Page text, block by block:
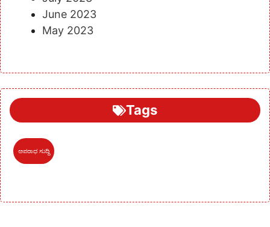
June 2023
May 2023
Tags
ಅಪರಾಧ ಸುದ್ದಿ